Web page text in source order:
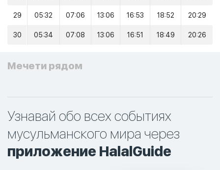
29 05:32 07:06 13:06 16:53 18:52 20:29
30 05:34 07:08 13:06 16:51 18:49 20:26
Мечети рядом
Узнавай обо всех событиях
мусульманского мира через
приложение HalalGuide